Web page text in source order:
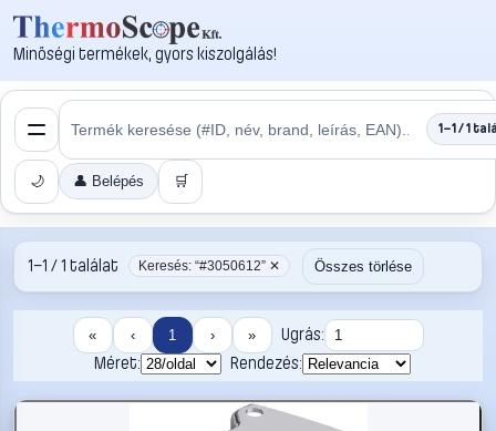
Minőségi termékek, gyors kiszolgálás!
1–1 / 1
🌙 👤 Belépés 🛒
1–1 / 1 találat Keresés: “#3050612” ✕ Összes törlése
« ‹ 1 › »
Ugrás:
Méret:
Rendezés: